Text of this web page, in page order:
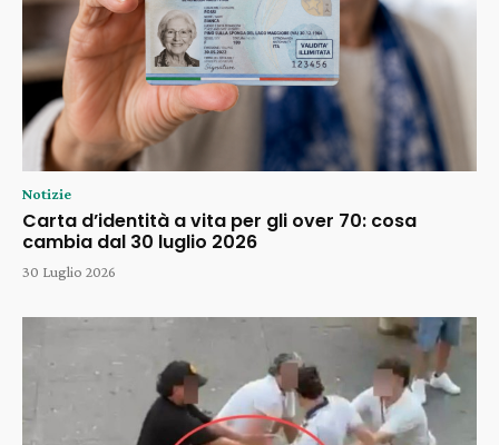
Notizie
Carta d’identità a vita per gli over 70: cosa
cambia dal 30 luglio 2026
30 Luglio 2026